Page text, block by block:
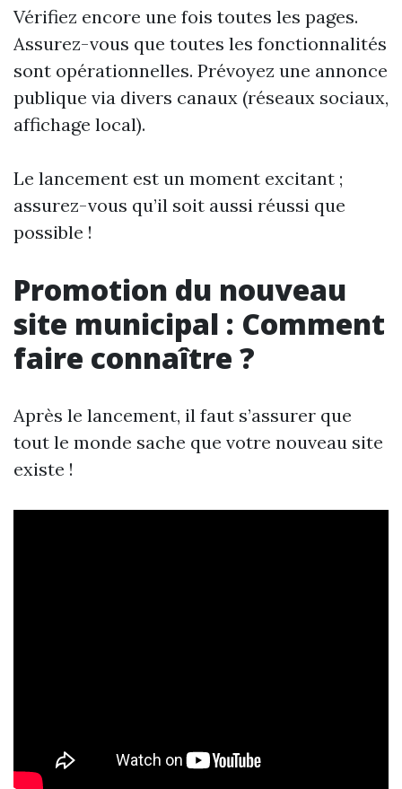
Vérifiez encore une fois toutes les pages.
Assurez-vous que toutes les fonctionnalités
sont opérationnelles. Prévoyez une annonce
publique via divers canaux (réseaux sociaux,
affichage local).
Le lancement est un moment excitant ;
assurez-vous qu’il soit aussi réussi que
possible !
Promotion du nouveau
site municipal : Comment
faire connaître ?
Après le lancement, il faut s’assurer que
tout le monde sache que votre nouveau site
existe !